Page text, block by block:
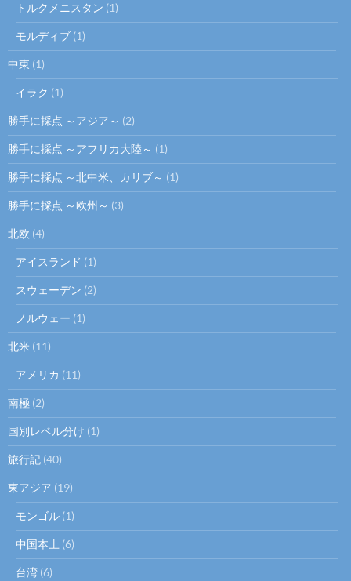
トルクメニスタン (1)
モルディブ (1)
中東 (1)
イラク (1)
勝手に採点 ～アジア～ (2)
勝手に採点 ～アフリカ大陸～ (1)
勝手に採点 ～北中米、カリブ～ (1)
勝手に採点 ～欧州～ (3)
北欧 (4)
アイスランド (1)
スウェーデン (2)
ノルウェー (1)
北米 (11)
アメリカ (11)
南極 (2)
国別レベル分け (1)
旅行記 (40)
東アジア (19)
モンゴル (1)
中国本土 (6)
台湾 (6)